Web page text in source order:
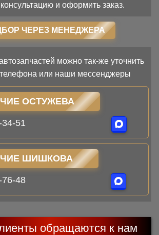
и оформить заказ.
ЧЕРЕЗ МЕНЕДЖЕРА
можно так-же уточнить
или наши мессенджеры
ОСТУЖЕВА
51
ШИШКОВА
76-48
обращаются к нам